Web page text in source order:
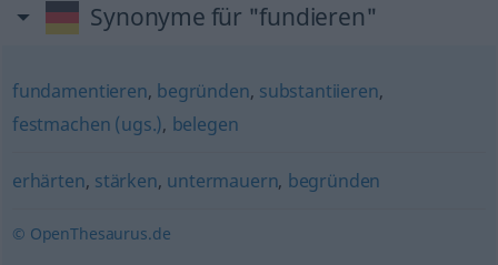
Synonyme für "fundieren"
fundamentieren, begründen, substantiieren,
festmachen (ugs.), belegen
erhärten, stärken, untermauern, begründen
© OpenThesaurus.de